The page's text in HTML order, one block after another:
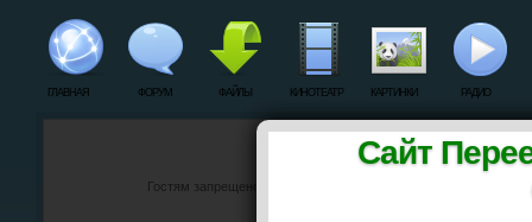
ГЛАВНАЯ ФОРУМ ФАЙЛЫ КИНОТЕАТР КАРТИНКИ РАДИО
Сайт
Гостям запрещено просматривать данную страницу,